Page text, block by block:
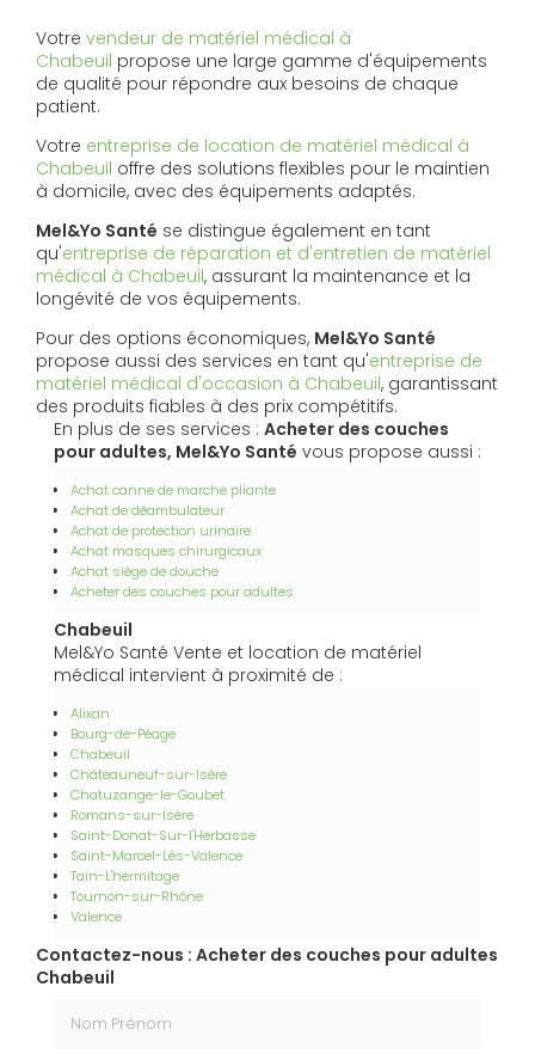
Votre vendeur de matériel médical à
Chabeuil propose une large gamme d'équipements
de qualité pour répondre aux besoins de chaque
patient.
Votre entreprise de location de matériel médical à
Chabeuil offre des solutions flexibles pour le maintien
à domicile, avec des équipements adaptés.
Mel&Yo Santé se distingue également en tant
qu'entreprise de réparation et d'entretien de matériel
médical à Chabeuil, assurant la maintenance et la
longévité de vos équipements.
Pour des options économiques, Mel&Yo Santé
propose aussi des services en tant qu'entreprise de
matériel médical d'occasion à Chabeuil, garantissant
des produits fiables à des prix compétitifs.
En plus de ses services : Acheter des couches
pour adultes, Mel&Yo Santé vous propose aussi :
Achat canne de marche pliante
Achat de déambulateur
Achat de protection urinaire
Achat masques chirurgicaux
Achat siège de douche
Acheter des couches pour adultes
Chabeuil
Mel&Yo Santé Vente et location de matériel
médical intervient à proximité de :
Alixan
Bourg-de-Péage
Chabeuil
Châteauneuf-sur-Isère
Chatuzange-le-Goubet
Romans-sur-Isère
Saint-Donat-Sur-l'Herbasse
Saint-Marcel-Lès-Valence
Tain-L'hermitage
Tournon-sur-Rhône
Valence
Contactez-nous : Acheter des couches pour adultes
Chabeuil